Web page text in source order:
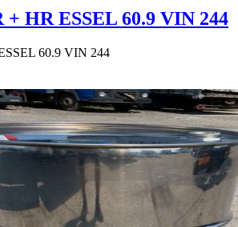
HR ESSEL 60.9 VIN 244
60.9 VIN 244